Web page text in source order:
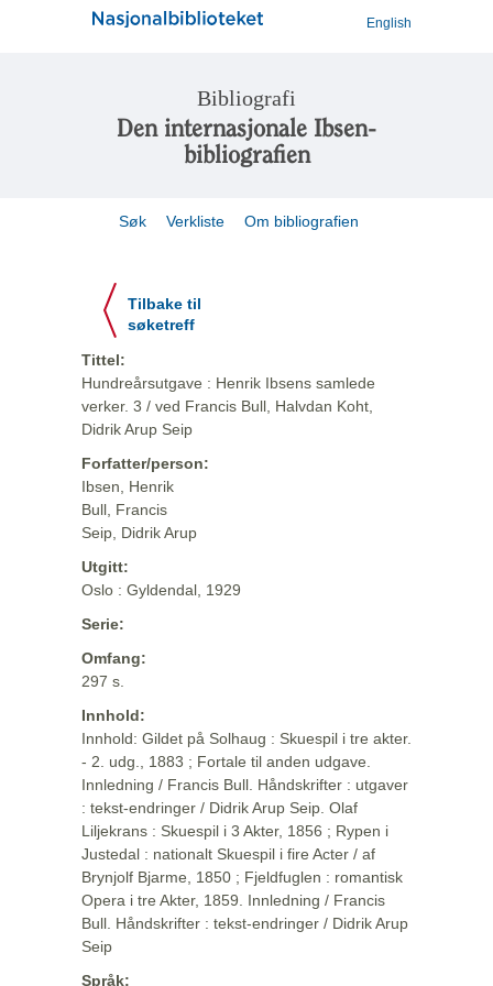
English
Bibliografi
Den internasjonale Ibsen-
bibliografien
Søk Verkliste Om bibliografien
Tilbake til
søketreff
Tittel:
Hundreårsutgave : Henrik Ibsens samlede
verker. 3 / ved Francis Bull, Halvdan Koht,
Didrik Arup Seip
Forfatter/person:
Ibsen, Henrik
Bull, Francis
Seip, Didrik Arup
Utgitt:
Oslo : Gyldendal, 1929
Serie:
Omfang:
297 s.
Innhold:
Innhold: Gildet på Solhaug : Skuespil i tre akter.
- 2. udg., 1883 ; Fortale til anden udgave.
Innledning / Francis Bull. Håndskrifter : utgaver
: tekst-endringer / Didrik Arup Seip. Olaf
Liljekrans : Skuespil i 3 Akter, 1856 ; Rypen i
Justedal : nationalt Skuespil i fire Acter / af
Brynjolf Bjarme, 1850 ; Fjeldfuglen : romantisk
Opera i tre Akter, 1859. Innledning / Francis
Bull. Håndskrifter : tekst-endringer / Didrik Arup
Seip
Språk: